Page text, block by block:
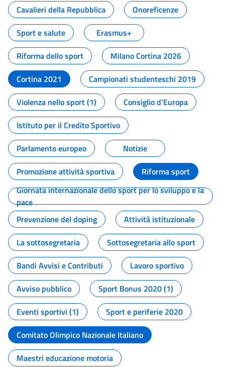
Cavalieri della Repubblica
Onoreficenze
Sport e salute
Erasmus+
Riforma dello sport
Milano Cortina 2026
Cortina 2021
Campionati studenteschi 2019
Violenza nello sport (1)
Consiglio d'Europa
Istituto per il Credito Sportivo
Parlamento europeo
Notizie
Promozione attività sportiva
Riforma sport
Giornata internazionale dello sport per lo sviluppo e la
pace
Prevenzione del doping
Attività istituzionale
La sottosegretaria
Sottosegretaria allo sport
Bandi Avvisi e Contributi
Lavoro sportivo
Avviso pubblico
Sport Bonus 2020 (1)
Eventi sportivi (1)
Sport e periferie 2020
Comitato Olimpico Nazionale Italiano
Maestri educazione motoria